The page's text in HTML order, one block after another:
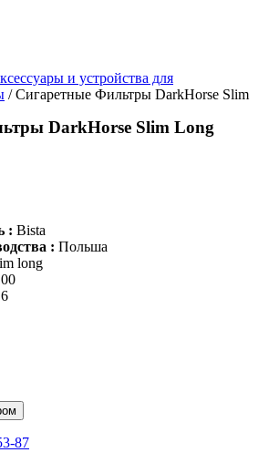
и устройства для
/ Сигаретные Фильтры DarkHorse Slim
DarkHorse Slim Long
: Bista
: Польша
long
6
87